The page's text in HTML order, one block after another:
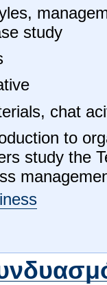
study
chat
to
study the